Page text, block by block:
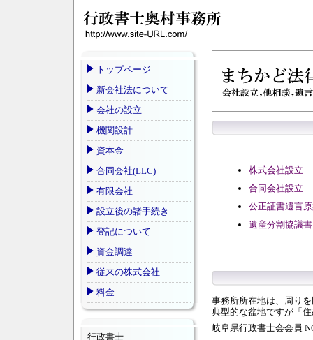
株式会社設立
合同会社設立
公正証書遺言
遺産分割協議書
事務所所在地は、周り
典型的な盆地ですが「
岐阜県行政書士会会員
トップページ
新会社法について
会社の設立
機関設計
資本金
合同会社(LLC)
有限会社
設立後の諸手続き
登記について
資金調達
従来の株式会社
料金
行政書士